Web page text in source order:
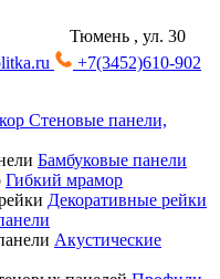
Тюмень , ул. 30
+7(3452)610-902
Стеновые панели,
Бамбуковые панели
Гибкий мрамор
Декоративные рейки
Акустические